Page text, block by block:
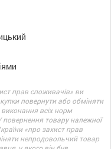
прав споживачів» ви
повернути або обміняти
всіх норм
товару належної
«про захист прав
непродовольчий товар